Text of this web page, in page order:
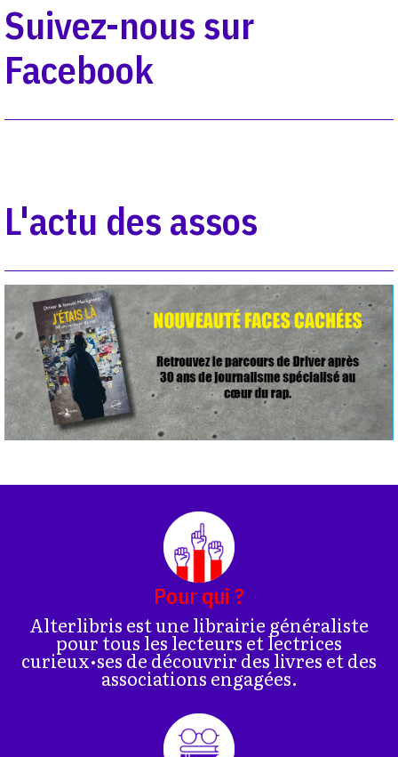
Suivez-nous sur
Facebook
L'actu des assos
Pour qui ?
Alterlibris est une librairie généraliste
pour tous les lecteurs et lectrices
curieux•ses de découvrir des livres et des
associations engagées.